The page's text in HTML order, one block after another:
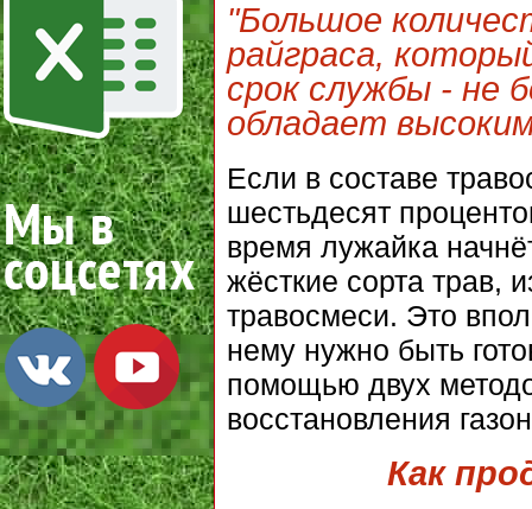
"Большое
райграса,
срок службы - не
обладает
Если в составе
шестьдесят
время лужайка
жёсткие сорта трав,
травосмеси. Это
нему нужно быть
помощью двух
восстановления
Как